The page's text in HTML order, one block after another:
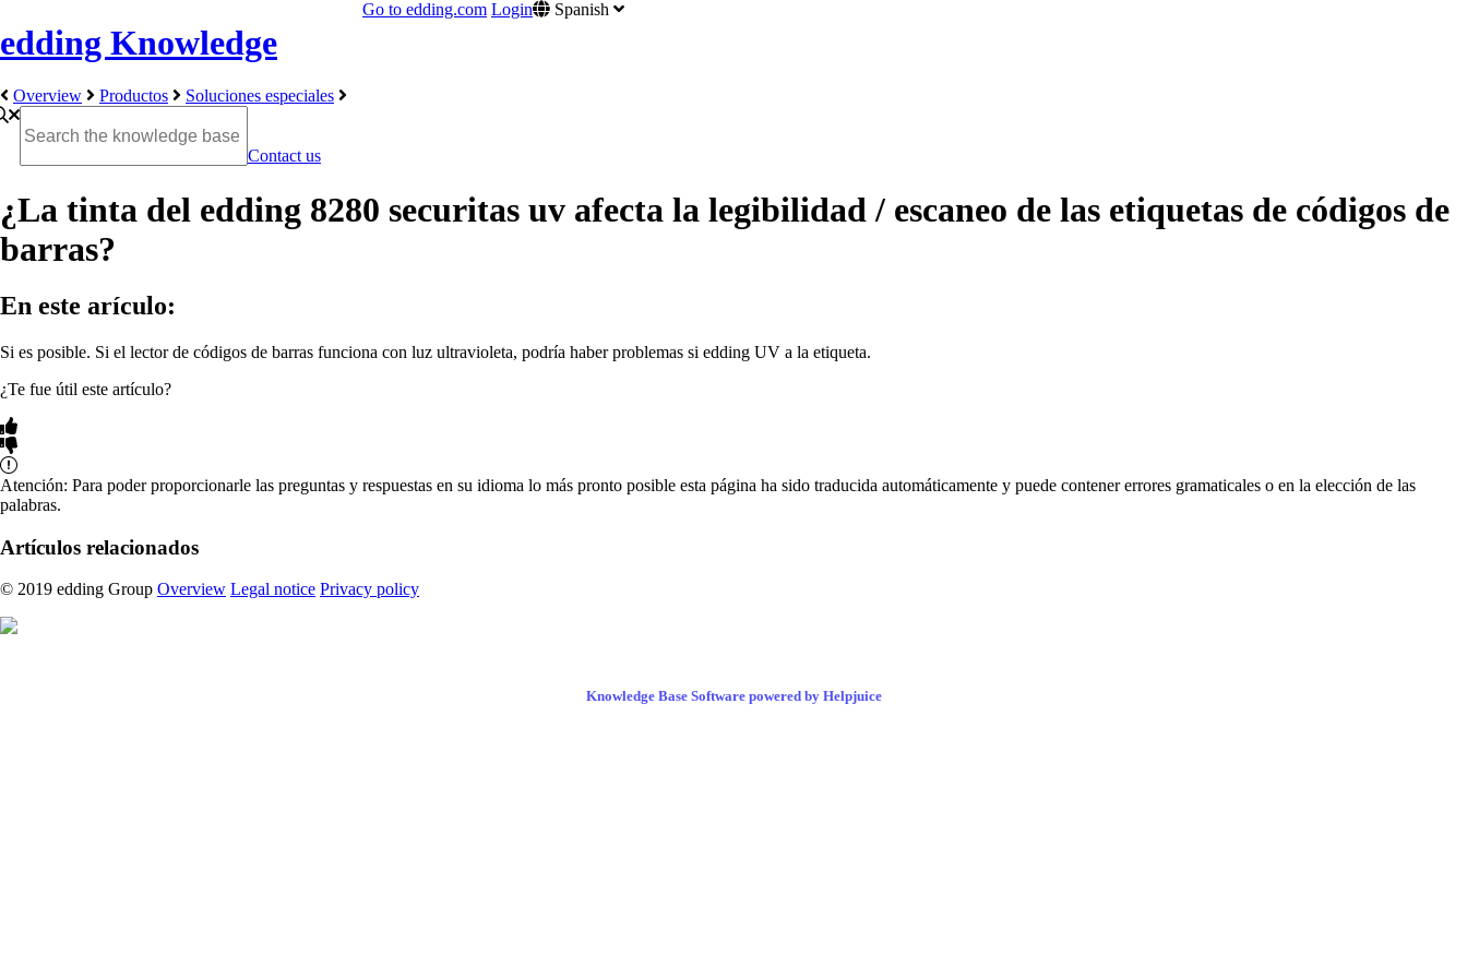
edding Knowledge
Spanish
Go to edding.com Login
Overview Productos Soluciones especiales
Contact us
¿La tinta del edding 8280 securitas uv afecta la legibilidad / escaneo de las etiquetas de códigos de
barras?
En este arículo:
Si es posible. Si el lector de códigos de barras funciona con luz ultravioleta, podría haber problemas si edding UV a la etiqueta.
¿Te fue útil este artículo?
Atención: Para poder proporcionarle las preguntas y respuestas en su idioma lo más pronto posible esta página ha sido traducida automáticamente y puede contener errores gramaticales o en la elección de las
palabras.
Artículos relacionados
© 2019 edding Group Overview Legal notice Privacy policy
Knowledge Base Software powered by Helpjuice